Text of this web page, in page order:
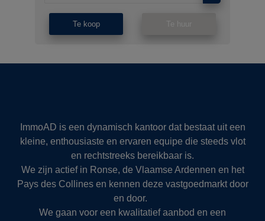
Te koop Te huur
ImmoAD is een dynamisch kantoor dat bestaat uit een
kleine, enthousiaste en ervaren equipe die steeds vlot
en rechtstreeks bereikbaar is.
We zijn actief in Ronse, de Vlaamse Ardennen en het
Pays des Collines en kennen deze vastgoedmarkt door
en door.
We gaan voor een kwalitatief aanbod en een